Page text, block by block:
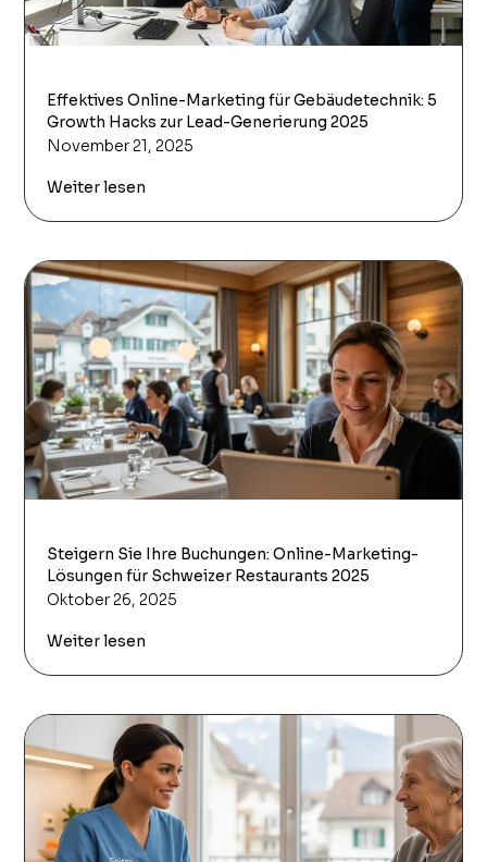
Effektives Online-Marketing für Gebäudetechnik: 5
Growth Hacks zur Lead-Generierung 2025
November 21, 2025
Weiter lesen
Steigern Sie Ihre Buchungen: Online-Marketing-
Lösungen für Schweizer Restaurants 2025
Oktober 26, 2025
Weiter lesen